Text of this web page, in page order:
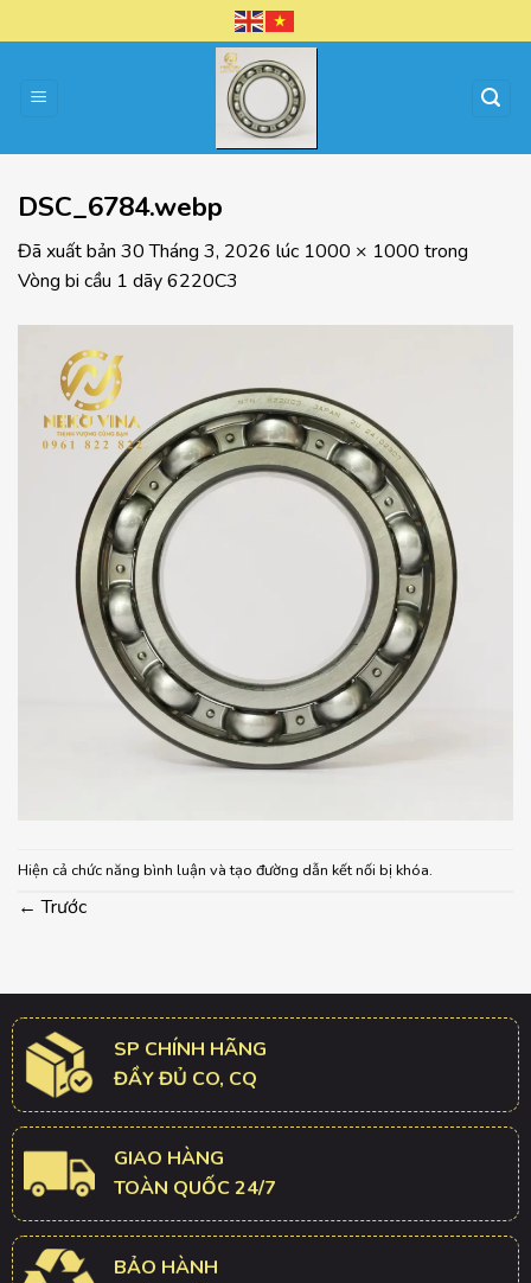
đến
dung
DSC_6784.webp
Đã xuất bản 30 Tháng 3, 2026 lúc 1000 × 1000 trong
Vòng bi cầu 1 dãy 6220C3
Hiện cả chức năng bình luận và tạo đường dẫn kết nối bị khóa.
← Trước
SP CHÍNH HÃNG
ĐẦY ĐỦ CO, CQ
GIAO HÀNG
TOÀN QUỐC 24/7
BẢO HÀNH